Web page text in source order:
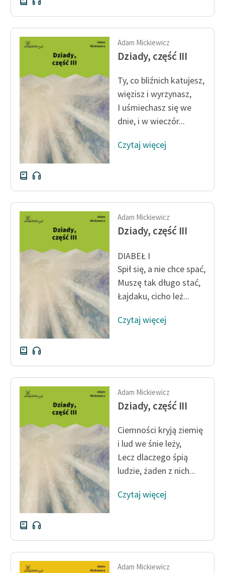
Adam Mickiewicz
Dziady, część III
Ty, co bliźnich katujesz,
więzisz i wyrzynasz,
I uśmiechasz się we
dnie, i w wieczór...
Czytaj więcej
Adam Mickiewicz
Dziady, część III
DIABEŁ I
Spił się, a nie chce spać,
Muszę tak długo stać,
Łajdaku, cicho leż...
Czytaj więcej
Adam Mickiewicz
Dziady, część III
Ciemności kryją ziemię
i lud we śnie leży,
Lecz dlaczego śpią
ludzie, żaden z nich...
Czytaj więcej
Adam Mickiewicz